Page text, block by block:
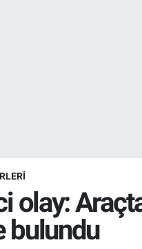
olay:
bulundu